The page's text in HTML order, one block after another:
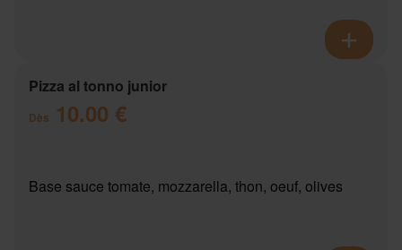
Pizza al tonno junior
Dès 10.00 €
Base sauce tomate, mozzarella, thon, oeuf, olives